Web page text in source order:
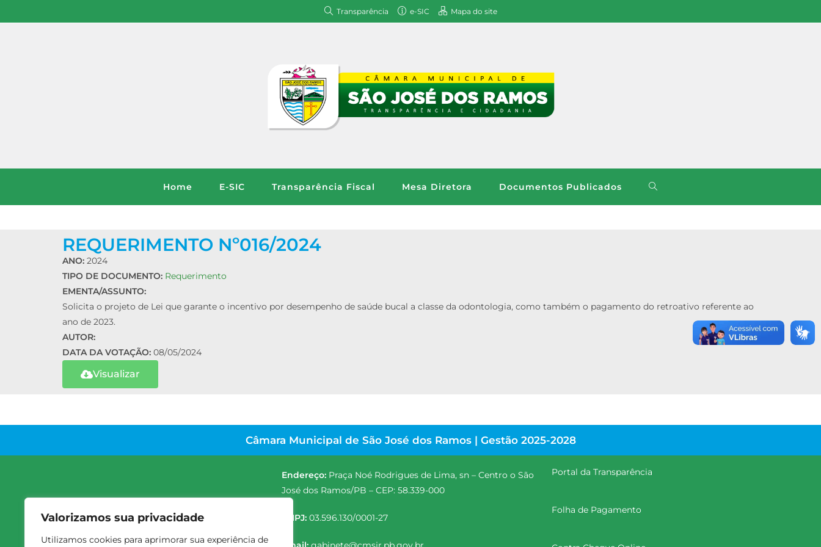
Valorizamos sua privacidade
Utilizamos cookies para aprimorar sua experiência de
Transparência e-SIC Mapa do site
Home E-SIC Transparência Fiscal Mesa Diretora Documentos Publicados
REQUERIMENTO Nº016/2024
ANO: 2024
TIPO DE DOCUMENTO: Requerimento
EMENTA/ASSUNTO:
Solicita o projeto de Lei que garante o incentivo por desempenho de saúde bucal a classe da odontologia, como também o pagamento do retroativo referente ao
ano de 2023.
AUTOR:
DATA DA VOTAÇÃO: 08/05/2024
Visualizar
Câmara Municipal de São José dos Ramos | Gestão 2025-2028
Endereço: Praça Noé Rodrigues de Lima, sn – Centro o São
José dos Ramos/PB – CEP: 58.339-000
CNPJ:03.596.130/0001-27
Portal da Transparência
Folha de Pagamento